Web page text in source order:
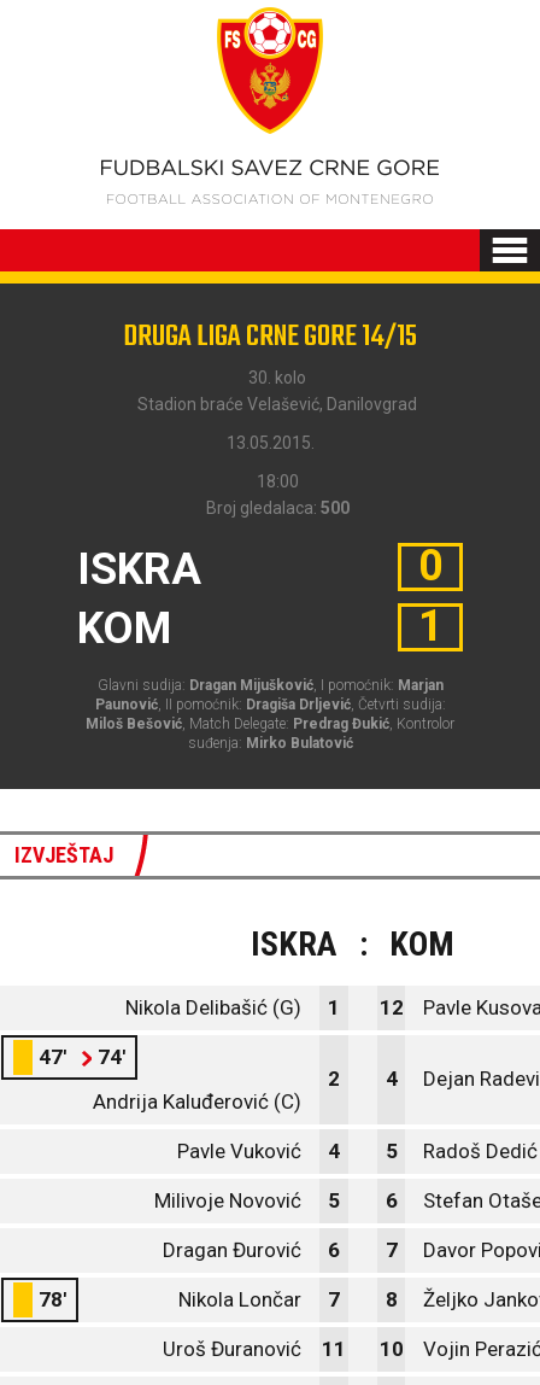
DRUGA LIGA CRNE GORE 14/15
30. kolo
Stadion braće Velašević, Danilovgrad
13.05.2015.
18:00
Broj gledalaca: 500
ISKRA
KOM
0
1
Glavni sudija: Dragan Mijušković, I pomoćnik: Marjan
Paunović, II pomoćnik: Dragiša Drljević, Četvrti sudija:
Miloš Bešović, Match Delegate: Predrag Đukić, Kontrolor
suđenja: Mirko Bulatović
IZVJEŠTAJ
ISKRA : KOM
Nikola Delibašić (G) 1 12 Pavle
47'
74'
Andrija Kaluđerović (C)
2 4 Dejan
Pavle Vuković 4 5 Radoš
Milivoje Novović 5 6 Stefan
Dragan Đurović 6 7 Davor
78' Nikola Lončar 7 8 Željko
Uroš Đuranović 11 10 Vojin